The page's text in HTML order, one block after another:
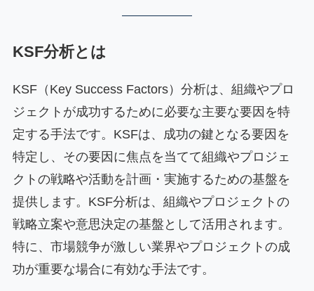
KSF分析とは
KSF（Key Success Factors）分析は、組織やプロ
ジェクトが成功するために必要な主要な要因を特
定する手法です。KSFは、成功の鍵となる要因を
特定し、その要因に焦点を当てて組織やプロジェ
クトの戦略や活動を計画・実施するための基盤を
提供します。KSF分析は、組織やプロジェクトの
戦略立案や意思決定の基盤として活用されます。
特に、市場競争が激しい業界やプロジェクトの成
功が重要な場合に有効な手法です。